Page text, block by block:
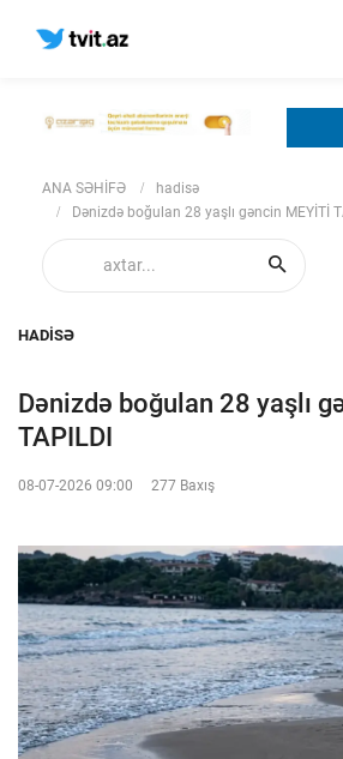
ANA SƏHİFƏ
hadisə
Dənizdə boğulan 28 yaşlı gəncin MEYİTİ
HADISƏ
Dənizdə boğulan 28 yaşlı
TAPILDI
08-07-2026 09:00 277 Baxış